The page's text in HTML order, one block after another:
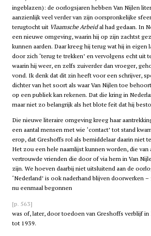
ingeblazen): de oorlogsjaren hebben Van Nijlen
aanzienlijk veel verder van zijn oorspronkelijke
terugtocht uit Vlaamsche Arbeidal had gedaan. In
een nieuwe omgeving, waarin hij op zijn zachtst
kunnen aarden. Daar kreeg hij terug wat hij in eigen
door zich ‘terug te trekken’ en vervolgens echt uit
waarin hij weer, en zelfs zuiverder dan vroeger,
vond. Ik denk dat dit zin heeft voor een schrijver,
dichter van het soort als waar Van Nijlen toe
op een publiek kan rekenen. Dat die kring in
maar niet zo belangrijk als het blote feit dat hij
Die nieuwe literaire omgeving kreeg haar
een aantal mensen met wie ‘contact’ tot stand
erop, dat Greshoffs rol als bemiddelaar daarin niet
Het zou een hele naamlijst kunnen worden, die
vertrouwde vrienden die door of via hem in Van
zijn. We hoeven daarbij niet uitsluitend aan de
‘Nederland’ is ook naderhand blijven doorwerken
nu eenmaal begonnen
[p. 563]
was of, later, door toedoen van Greshoffs verblijf in
tot 1939.